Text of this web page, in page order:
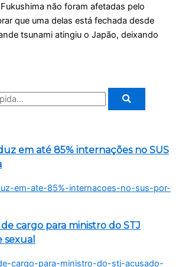
não foram afetadas pelo
que uma delas está fechada desde
tsunami atingiu o Japão, deixando
em até 85% internações no SUS
cargo para ministro do STJ
sexual